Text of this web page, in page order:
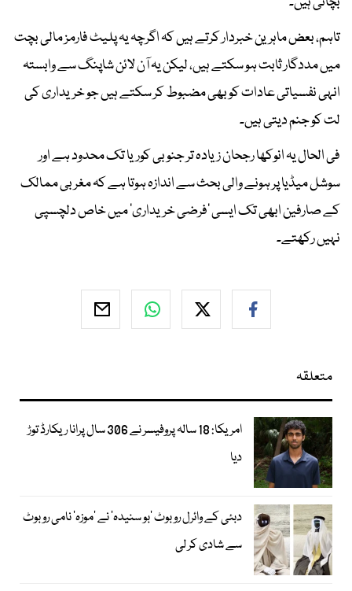
تاہم، بعض ماہرین خبردار کرتے ہیں کہ اگرچہ یہ پلیٹ فارمز مالی بچت
میں مددگار ثابت ہو سکتے ہیں، لیکن یہ آن لائن شاپنگ سے وابستہ
انہی نفسیاتی عادات کو بھی مضبوط کر سکتے ہیں جو خریداری کی
لت کو جنم دیتی ہیں۔
فی الحال یہ انوکھا رجحان زیادہ تر جنوبی کوریا تک محدود ہے اور
سوشل میڈیا پر ہونے والی بحث سے اندازہ ہوتا ہے کہ مغربی ممالک
کے صارفین ابھی تک ایسی ’فرضی خریداری‘ میں خاص دلچسپی
نہیں رکھتے۔
متعلقہ
امریکا: 18 سالہ پروفیسر نے 306 سال پرانا ریکارڈ توڑ
دیا
دبئی کے وائرل روبوٹ ’بو سنیدہ‘ نے ’موزہ‘ نامی روبوٹ
سے شادی کر لی